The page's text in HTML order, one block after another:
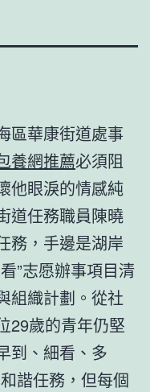
區華康街道處事
養網推薦必須阻
他眼淚的情感純
道任務職員陳曉
務，手邊是湖岸
”志愿辦事項目清
組織計劃。從社
29歲的青年仍堅
、細看、多
諧任務，但每個